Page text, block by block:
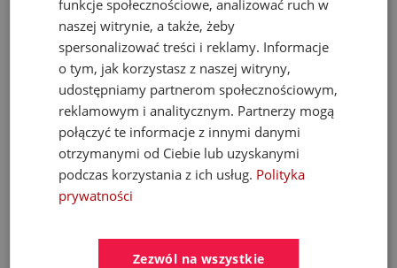
Design
Kotły C.O. na pellet
9 899,00 zł
21 068,67 zł
funkcje społecznościowe, analizować ruch w
naszej witrynie, a także, żeby
spersonalizować treści i reklamy. Informacje
o tym, jak korzystasz z naszej witryny,
udostępniamy partnerom społecznościowym,
reklamowym i analitycznym. Partnerzy mogą
połączyć te informacje z innymi danymi
otrzymanymi od Ciebie lub uzyskanymi
podczas korzystania z ich usług. Polityka
prywatności
Zezwól na wszystkie